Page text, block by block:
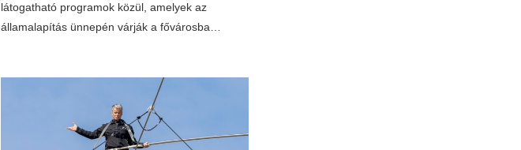
látogatható programok közül, amelyek az
államalapítás ünnepén várják a fővárosba…